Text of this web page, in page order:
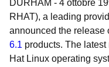
DURHAM - 4 ottobre
RHAT), a leading
announced the release
6.1 products. The
Hat Linux operating